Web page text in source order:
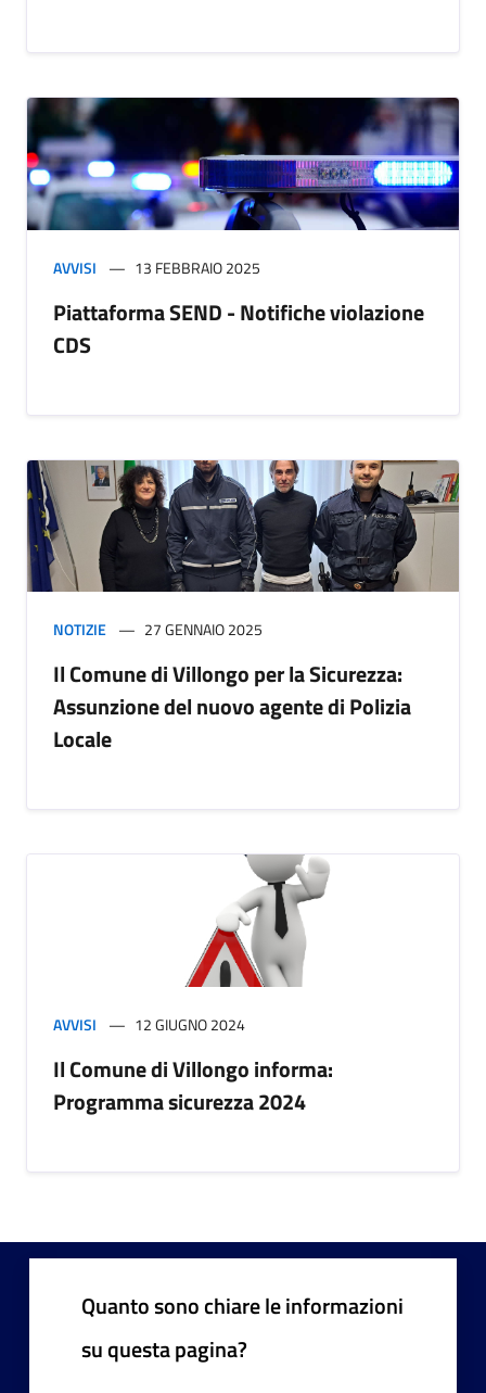
AVVISI 13 FEBBRAIO 2025
Piattaforma SEND - Notifiche violazione
CDS
NOTIZIE 27 GENNAIO 2025
Il Comune di Villongo per la Sicurezza:
Assunzione del nuovo agente di Polizia
Locale
AVVISI 12 GIUGNO 2024
Il Comune di Villongo informa:
Programma sicurezza 2024
Quanto sono chiare le informazioni
su questa pagina?